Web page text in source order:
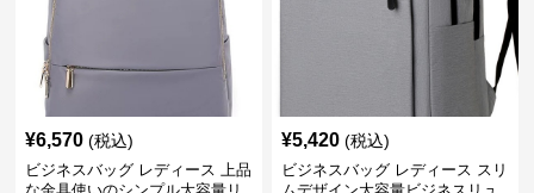
¥6,570 (税込)
ビジネスバッグ レディース 上品
¥5,420 (税込)
ビジネスバッグ レディース スリ